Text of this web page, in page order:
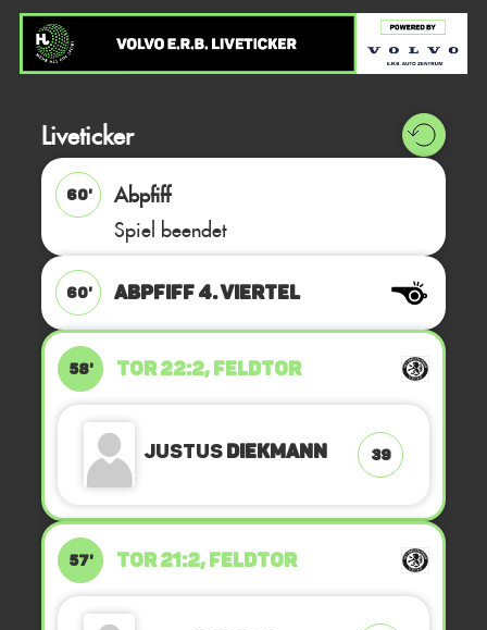
Liveticker
60'
Abpfiff
Spiel beendet
60' ABPFIFF 4. Viertel
58' TOR 22:2, FELDTOR
JustusDiekmann 39
57' TOR 21:2, FELDTOR